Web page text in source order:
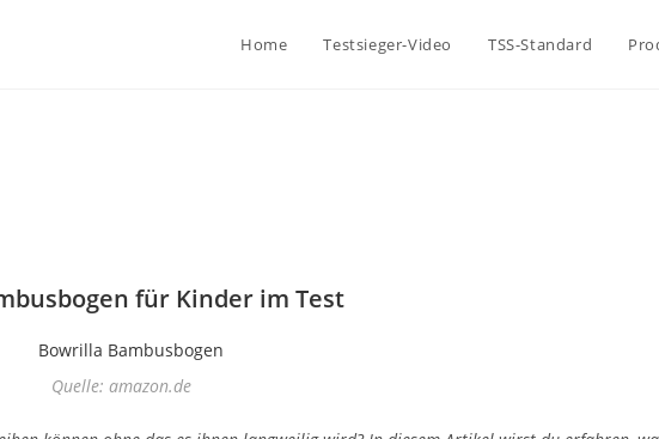
Home Testsieger-Video TSS-Standard
für Kinder im Test
Quelle: amazon.de